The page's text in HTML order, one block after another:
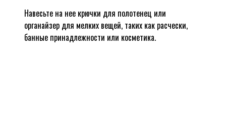
Навесьте на нее крючки для полотенец или
органайзер для мелких вещей, таких как расчески,
банные принадлежности или косметика.